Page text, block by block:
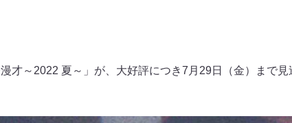
才～2022 夏～」が、大好評につき7月29日（金）まで